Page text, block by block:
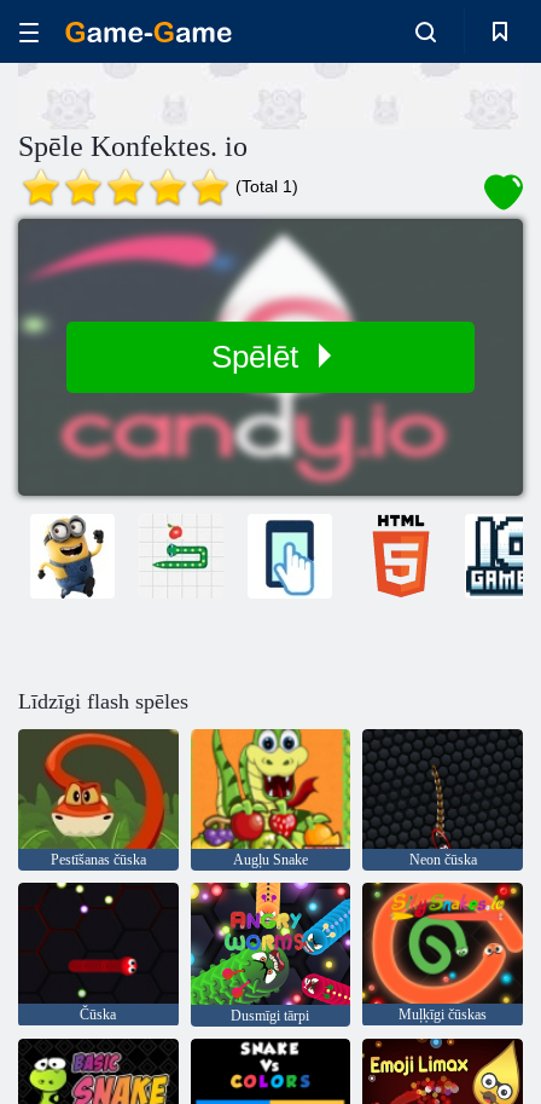
Spēle Konfektes. io
(Total 1)
Spēlēt
Līdzīgi flash spēles
Pestīšanas čūska Augļu Snake Neon čūska
Čūska Dusmīgi tārpi Muļķīgi čūskas